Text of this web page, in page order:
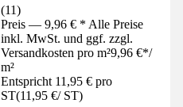
(11)
Preis — 9,96 € * Alle Preise
inkl. MwSt. und ggf. zzgl.
Versandkosten pro m²9,96 €*/
m²
Entspricht 11,95 € pro
ST(11,95 €/ ST)